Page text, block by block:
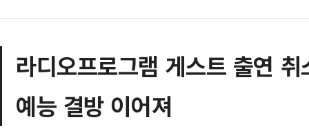
라디오프로그램 게스트 출연 취
예능 결방 이어져